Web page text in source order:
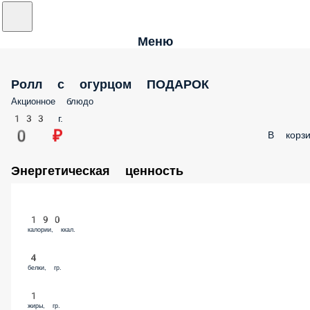
Меню
Ролл с огурцом ПОДАРОК
Акционное блюдо
133 г.
0 ₽ В
Энергетическая ценность
190
калории, ккал.
4
белки, гр.
1
жиры, гр.